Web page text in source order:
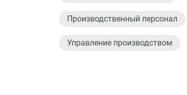
Производственный персонал
Управление производством